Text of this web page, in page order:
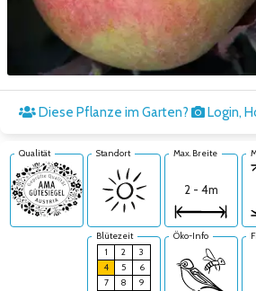
Diese Pflanze im Garten? Login,
Qualität Standort Max. Breite
2 - 4m
Blütezeit
1
2
3
4
5
6
7
8
9
Öko-Info